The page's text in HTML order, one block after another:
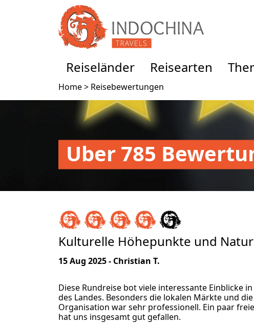
Reiseländer Reisearten
Home > Reisebewertungen
Uber 785
Kulturelle Höhepunkte und
15 Aug 2025 - Christian T.
Diese Rundreise bot viele interessante Einblicke
des Landes. Besonders die lokalen Märkte und
Organisation war sehr professionell. Ein paar
hat uns insgesamt gut gefallen.